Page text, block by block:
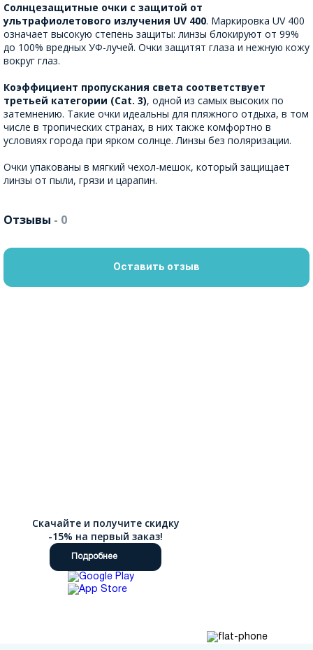
Солнцезащитные очки с защитой от
ультрафиолетового излучения UV 400. Маркировка UV 400
означает высокую степень защиты: линзы блокируют от 99%
до 100% вредных УФ-лучей. Очки защитят глаза и нежную кожу
вокруг глаз.
Коэффициент пропускания света соответствует
третьей категории (Cat. 3), одной из самых высоких по
затемнению. Такие очки идеальны для пляжного отдыха, в том
числе в тропических странах, в них также комфортно в
условиях города при ярком солнце. Линзы без поляризации.
Очки упакованы в мягкий чехол-мешок, который защищает
линзы от пыли, грязи и царапин.
Отзывы - 0
Оставить отзыв
Скачайте и получите скидку
-15% на первый заказ!
Подробнее